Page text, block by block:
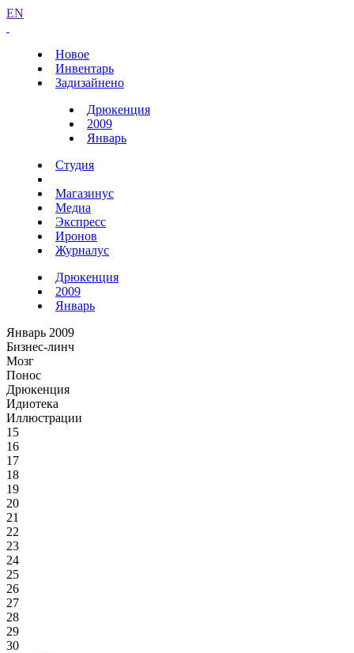
EN
Новое
Инвентарь
Задизайнено
Дрюкенция
2009
Январь
Студия
Магазинус
Медиа
Экспресс
Иронов
Журналус
Дрюкенция
2009
Январь
Январь 2009
Бизнес-линч
Мозг
Понос
Дрюкенция
Идиотека
Иллюстрации
15
16
17
18
19
20
21
22
23
24
25
26
27
28
29
30